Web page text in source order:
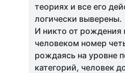
теориях и все его
логически выверены.
И никто от рождения
человеком номер
рождаясь на уровне
категорий, человек